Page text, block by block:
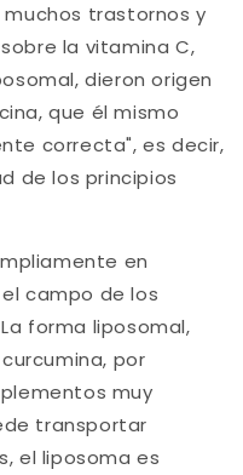
trastornos y
la vitamina C,
dieron origen
que él mismo
correcta", es decir,
de los principios
en
campo de los
forma liposomal,
por
muy
transportar
el liposoma es